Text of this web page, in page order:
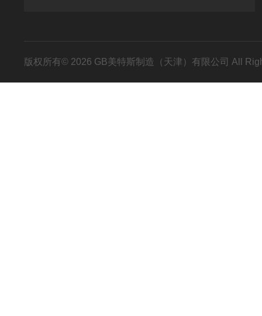
版权所有© 2026 GB美特斯制造（天津）有限公司 All